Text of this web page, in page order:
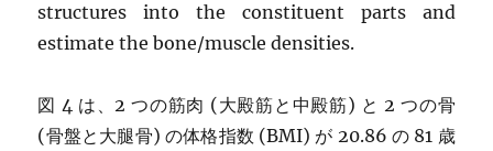
structures into the constituent parts and
estimate the bone/muscle densities.
図 4 は、2 つの筋肉 (大殿筋と中殿筋) と 2 つの骨
(骨盤と大腿骨) の体格指数 (BMI) が 20.86 の 81 歳